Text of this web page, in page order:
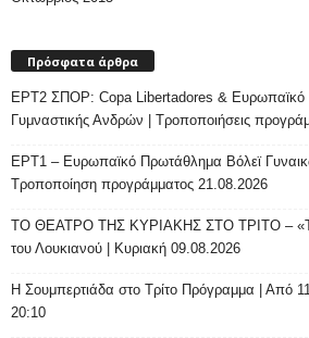
Πρόσφατα άρθρα
ΕΡΤ2 ΣΠΟΡ: Copa Libertadores & Ευρωπαϊκό
Γυμναστικής Ανδρών | Τροποποιήσεις
ΕΡΤ1 – Ευρωπαϊκό Πρωτάθλημα Βόλεϊ
Τροποποίηση προγράμματος 21.08.2026
ΤΟ ΘΕΑΤΡΟ ΤΗΣ ΚΥΡΙΑΚΗΣ ΣΤΟ ΤΡΙΤΟ –
του Λουκιανού | Κυριακή 09.08.2026
H Σουμπερτιάδα στο Τρίτο Πρόγραμμα | Από
20:10